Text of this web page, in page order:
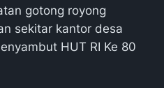
gotong royong
sekitar kantor desa
HUT RI Ke 80